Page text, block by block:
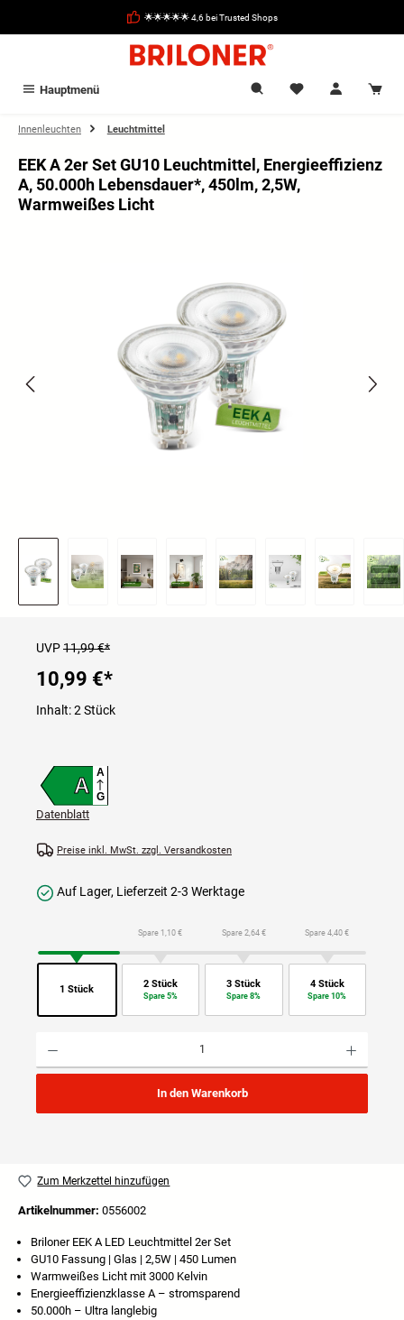
🌟🌟🌟🌟🌟 4,6 bei Trusted Shops
Hauptmenü
Innenleuchten Leuchtmittel
EEK A 2er Set GU10 Leuchtmittel, Energieeffizienz
A, 50.000h Lebensdauer*, 450lm, 2,5W,
Warmweißes Licht
UVP11,99 €*
10,99 €*
Inhalt:2 Stück
A
A
G
Datenblatt
Preise inkl. MwSt. zzgl. Versandkosten
Auf Lager, Lieferzeit 2-3 Werktage
1 Stück
Spare 1,10 €
2 Stück
Spare 5%
Spare 2,64 €
3 Stück
Spare 8%
Spare 4,40 €
4 Stück
Spare 10%
In den Warenkorb
Zum Merkzettel hinzufügen
Artikelnummer: 0556002
Briloner EEK A LED Leuchtmittel 2er Set
GU10 Fassung | Glas | 2,5W | 450 Lumen
Warmweißes Licht mit 3000 Kelvin
Energieeffizienzklasse A – stromsparend
50.000h – Ultra langlebig